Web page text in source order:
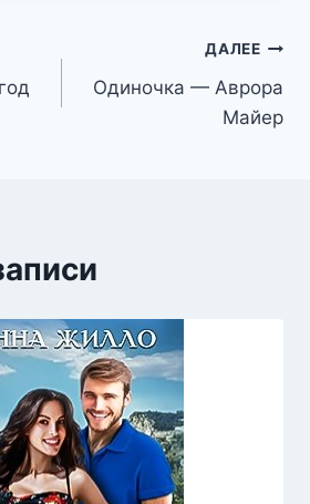
ДАЛЕЕ
Одиночка — Аврора
Майер